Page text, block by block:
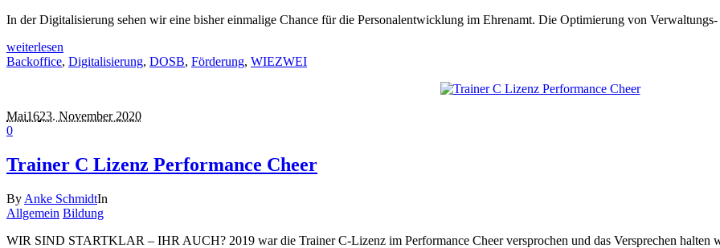
In der Digitalisierung sehen wir eine bisher einmalige Chance für die Personalentwicklung im Ehrenamt. Die Optimierung von Verwaltungs-
weiterlesen
Backoffice, Digitalisierung, DOSB, Förderung, WIEZWEI
Mai1623. November 2020
0
Trainer C Lizenz Performance Cheer
By Anke SchmidtIn
Allgemein Bildung
WIR SIND STARTKLAR – IHR AUCH? 2019 war die Trainer C-Lizenz im Performance Cheer versprochen und das Versprechen halten